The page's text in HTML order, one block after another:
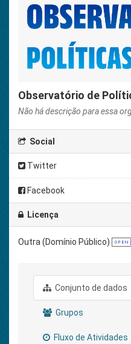
Observatório de
Não há descrição para essa
Social
Twitter
Facebook
Licença
Outra (Domínio Público)
Conjunto de dados
Grupos
Fluxo de Atividades